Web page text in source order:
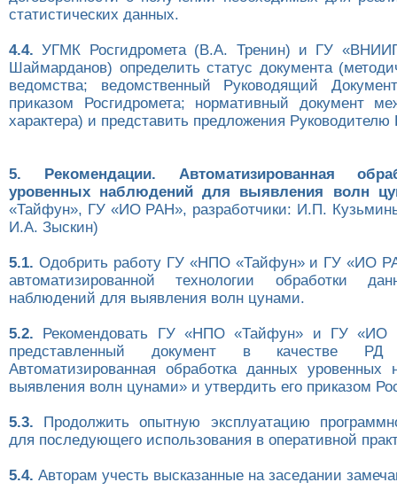
статистических данных.
4.4. УГМК Росгидромета (В.А. Тренин) и ГУ
Шаймарданов) определить статус документа
ведомства; ведомственный Руководящий
приказом Росгидромета; нормативный документ
характера) и представить предложения Руководителю
5. Рекомендации. Автоматизированная
уровенных наблюдений для выявления волн
«Тайфун», ГУ «ИО РАН», разработчики: И.П.
И.А. Зыскин)
5.1. Одобрить работу ГУ «НПО «Тайфун» и ГУ «ИО
автоматизированной технологии обработки
наблюдений для выявления волн цунами.
5.2. Рекомендовать ГУ «НПО «Тайфун» и ГУ «ИО
представленный документ в качестве РД
Автоматизированная обработка данных уровенных
выявления волн цунами» и утвердить его приказом
5.3. Продолжить опытную эксплуатацию
для последующего использования в оперативной
5.4. Авторам учесть высказанные на заседании